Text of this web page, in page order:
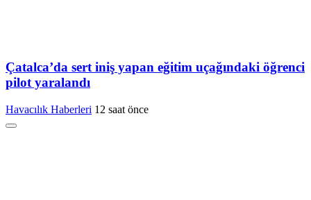
Çatalca’da sert iniş yapan eğitim uçağındaki öğrenci
pilot yaralandı
Havacılık Haberleri 12 saat önce